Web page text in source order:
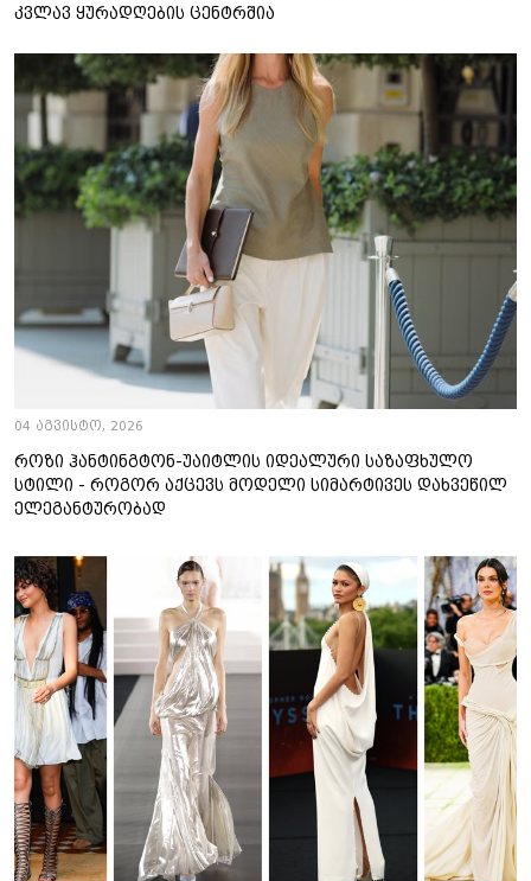
კვლავ ყურადღების ცენტრშია
04 აგვისტო, 2026
როზი ჰანტინგტონ-უაიტლის იდეალური საზაფხულო
სტილი - როგორ აქცევს მოდელი სიმარტივეს დახვეწილ
ელეგანტურობად